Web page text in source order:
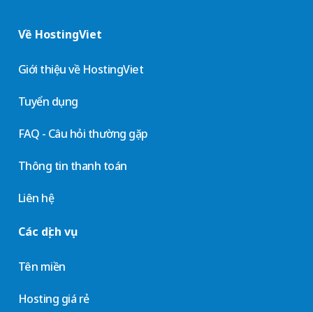
Về HostingViet
Giới thiệu về HostingViet
Tuyển dụng
FAQ - Câu hỏi thường gặp
Thông tin thanh toán
Liên hệ
Các dịch vụ
Tên miền
Hosting giá rẻ